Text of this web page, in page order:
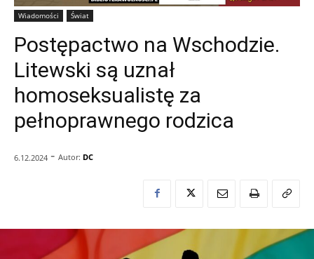
Wiadomości Świat
Postępactwo na Wschodzie.
Litewski są uznał
homoseksualistę za
pełnoprawnego rodzica
6.12.2024 - Autor: DC